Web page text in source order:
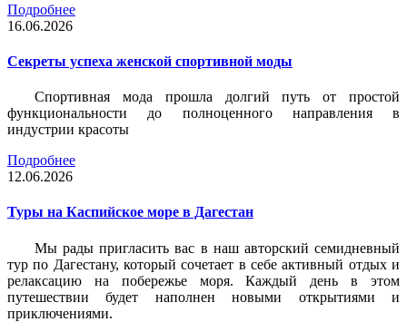
Подробнее
16.06.2026
Секреты успеха женской спортивной моды
Спортивная мода прошла долгий путь от простой
функциональности до полноценного направления в
индустрии красоты
Подробнее
12.06.2026
Туры на Каспийское море в Дагестан
Мы рады пригласить вас в наш авторский семидневный
тур по Дагестану, который сочетает в себе активный отдых и
релаксацию на побережье моря. Каждый день в этом
путешествии будет наполнен новыми открытиями и
приключениями.